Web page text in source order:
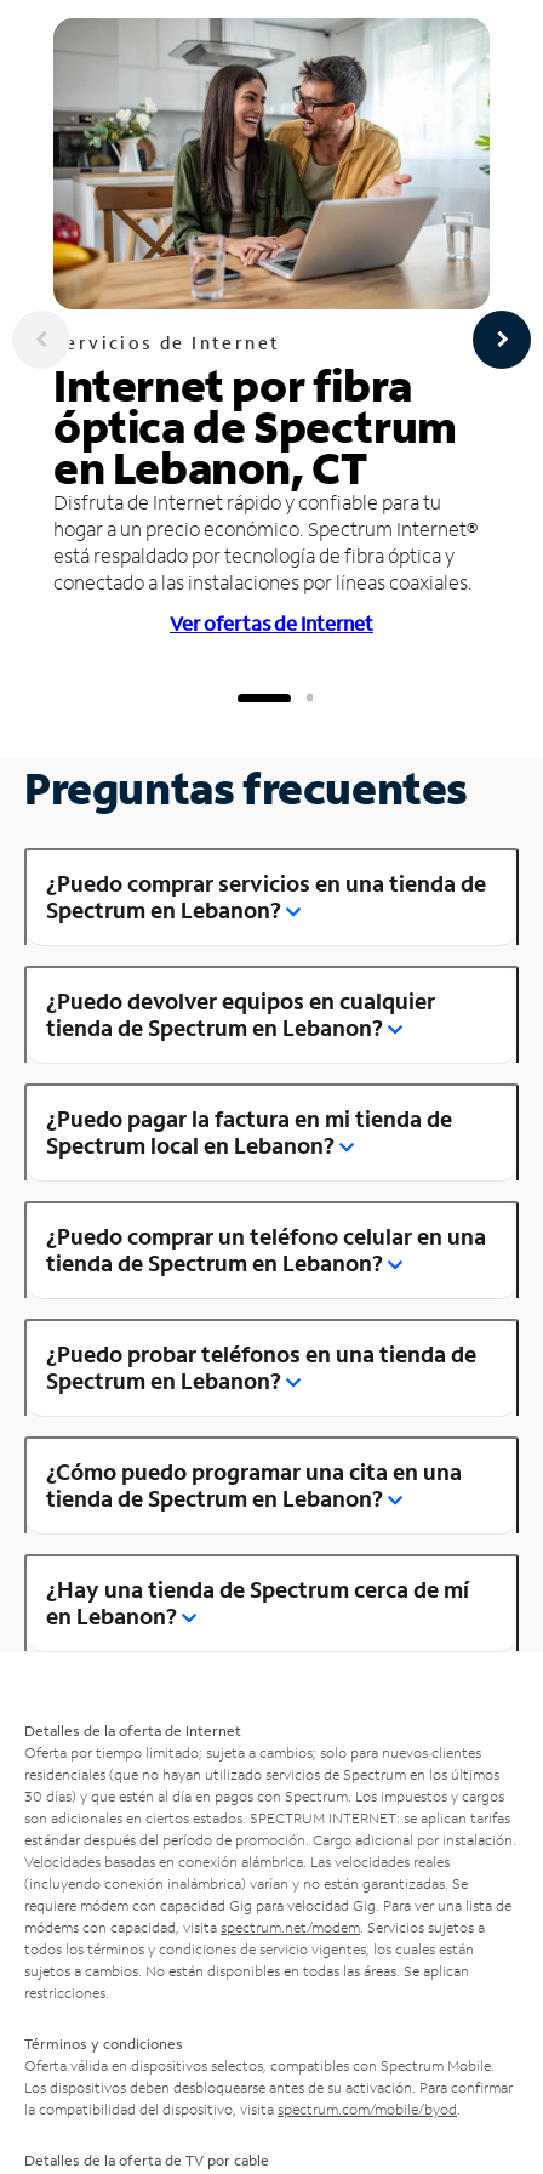
Servicios de Internet
Internet por fibra
óptica de Spectrum
en Lebanon, CT
Disfruta de Internet rápido y confiable para tu
hogar a un precio económico. Spectrum Internet®
está respaldado por tecnología de fibra óptica y
conectado a las instalaciones por líneas coaxiales.
Ver ofertas de Internet
Preguntas frecuentes
¿Puedo comprar servicios en una tienda de
Spectrum en Lebanon?
¿Puedo devolver equipos en cualquier
tienda de Spectrum en Lebanon?
¿Puedo pagar la factura en mi tienda de
Spectrum local en Lebanon?
¿Puedo comprar un teléfono celular en una
tienda de Spectrum en Lebanon?
¿Puedo probar teléfonos en una tienda de
Spectrum en Lebanon?
¿Cómo puedo programar una cita en una
tienda de Spectrum en Lebanon?
¿Hay una tienda de Spectrum cerca de mí
en Lebanon?
Detalles de la oferta de Internet
Oferta por tiempo limitado; sujeta a cambios; solo para nuevos clientes
residenciales (que no hayan utilizado servicios de Spectrum en los últimos
30 días) y que estén al día en pagos con Spectrum. Los impuestos y cargos
son adicionales en ciertos estados. SPECTRUM INTERNET: se aplican tarifas
estándar después del período de promoción. Cargo adicional por instalación.
Velocidades basadas en conexión alámbrica. Las velocidades reales
(incluyendo conexión inalámbrica) varían y no están garantizadas. Se
requiere módem con capacidad Gig para velocidad Gig. Para ver una lista de
módems con capacidad, visita spectrum.net/modem . Servicios sujetos a
todos los términos y condiciones de servicio vigentes, los cuales están
sujetos a cambios. No están disponibles en todas las áreas. Se aplican
restricciones.
Términos y condiciones
Oferta válida en dispositivos selectos, compatibles con Spectrum Mobile.
Los dispositivos deben desbloquearse antes de su activación. Para confirmar
la compatibilidad del dispositivo, visita spectrum.com/mobile/byod
Detalles de la oferta de TV por cable